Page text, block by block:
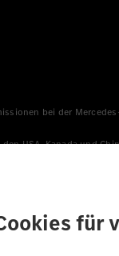
bei der
USA, Kanada und
harmonised
von der effizienten